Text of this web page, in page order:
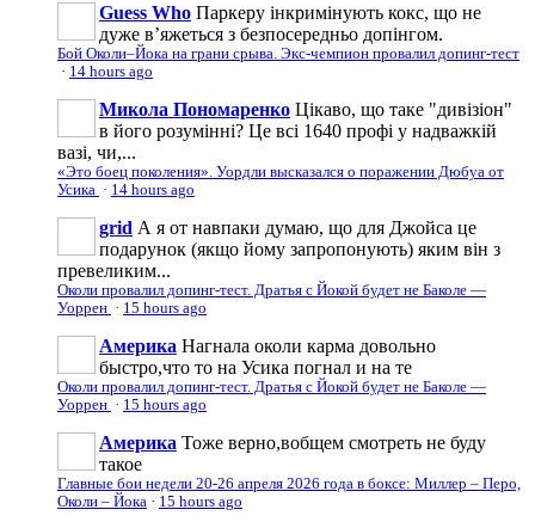
Guess Who Паркеру інкримінують кокс, що не
дуже вʼяжеться з безпосередньо допінгом.
Бой Околи–Йока на грани срыва. Экс-чемпион провалил допинг-тест
· 14 hours ago
Микола Пономаренко Цікаво, що таке "дивізіон"
в його розумінні? Це всі 1640 профі у надважкій
вазі, чи,...
«Это боец поколения». Уордли высказался о поражении Дюбуа от
Усика · 14 hours ago
grid А я от навпаки думаю, що для Джойса це
подарунок (якщо йому запропонують) яким він з
превеликим...
Околи провалил допинг-тест. Дратья с Йокой будет не Баколе —
Уоррен · 15 hours ago
Америка Нагнала околи карма довольно
быстро,что то на Усика погнал и на те
Околи провалил допинг-тест. Дратья с Йокой будет не Баколе —
Уоррен · 15 hours ago
Америка Тоже верно,вобщем смотреть не буду
такое
Главные бои недели 20-26 апреля 2026 года в боксе: Миллер – Перо,
Околи – Йока · 15 hours ago